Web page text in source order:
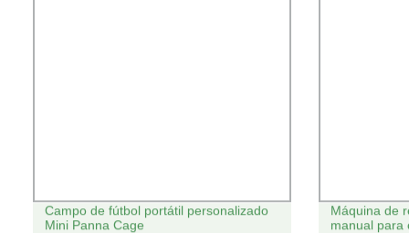
Campo de fútbol portátil personalizado
Mini Panna Cage
Máquina de
manual para